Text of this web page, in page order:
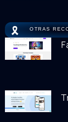
🎗️ OTRAS